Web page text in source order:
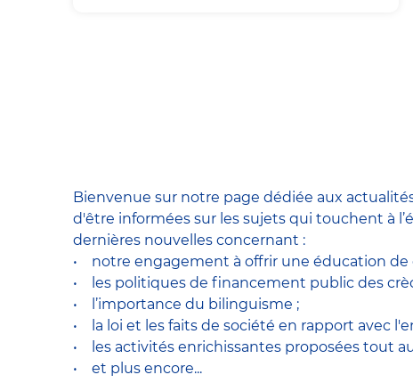
Bienvenue sur notre page dédiée aux
d'être informées sur les sujets qui touchent à
dernières nouvelles concernant :
• notre engagement à offrir une éducation de
• les politiques de financement public des
• l’importance du bilinguisme ;
• la loi et les faits de société en rapport avec
• les activités enrichissantes proposées tout
• et plus encore...